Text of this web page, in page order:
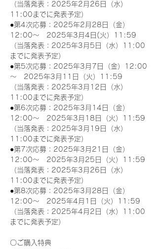
（当落発表：2025年2月26日（水）
11:00までに発表予定）
●第4次応募：2025年2月28日（金）
12:00～　2025年3月4日(火）11:59
（当落発表：2025年3月5日（水）11:00
までに発表予定）
●第5次応募：2025年3月7日（金）12:00
～　2025年3月11日（火）11:59
（当落発表：2025年3月12日（水）
11:00までに発表予定）
●第6次応募：2025年3月14日（金）
12:00～　2025年3月18日（火）11:59
（当落発表：2025年3月19日（水）
11:00までに発表予定）
●第7次応募：2025年3月21日（金）
12:00～　2025年3月25日（火）11:59
（当落発表：2025年3月26日（水）
11:00までに発表予定）
●第8次応募：2025年3月28日（金）
12:00～　2025年4月1日（火）11:59
（当落発表：2025年4月2日（水）11:00
までに発表予定）
〇ご購入特典